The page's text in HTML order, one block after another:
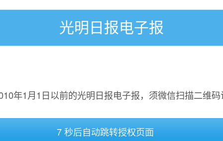
光明日报电子报
年1月1日以前的光明日报电子报，须微信扫描二维
7 秒后自动跳转授权页面